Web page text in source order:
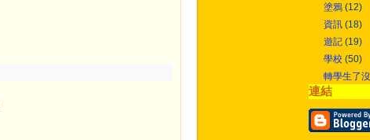
塗鴉 (12)
資訊 (18)
遊記 (19)
學校 (50)
轉學生了沒
連結